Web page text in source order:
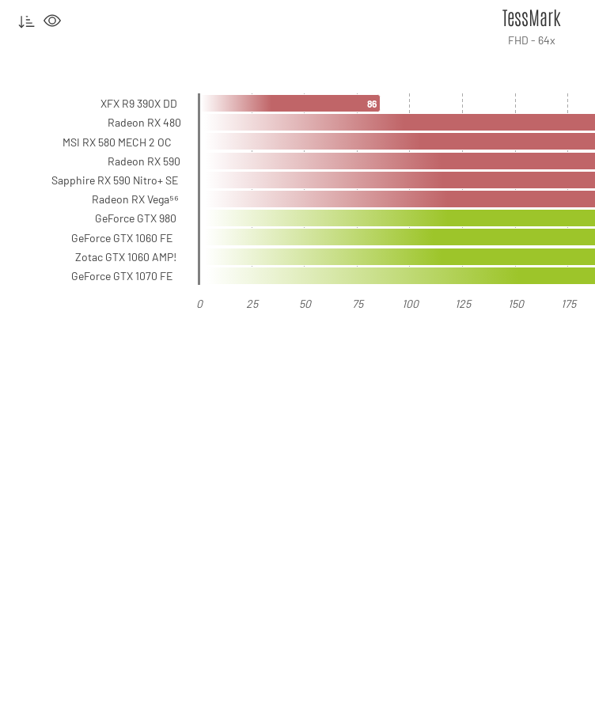
TessMark
FHD - 64x
0 25 50 75 100 125 150 175
XFX R9 390X DD
Radeon RX 480
MSI RX 580 MECH 2 OC
Radeon RX 590
Sapphire RX 590 Nitro+ SE
Radeon RX Vega⁵⁶
GeForce GTX 980
GeForce GTX 1060 FE
Zotac GTX 1060 AMP!
GeForce GTX 1070 FE
86